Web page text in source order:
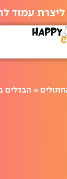
ליצרת עמוד
» הבדלים